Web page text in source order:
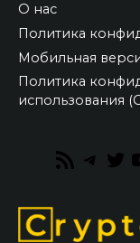
О нас
Политика
Мобильная
Политика
использования
RSS